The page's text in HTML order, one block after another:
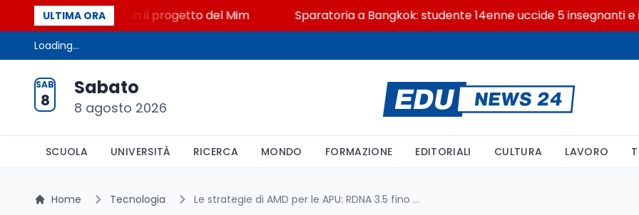
ULTIMA ORA
STEM a Lerici con il progetto del Mim Sparatoria a Bangkok: studente 14enne uccide 5 insegnanti e i nonni
Loading...
SAB
8
Sabato
8 agosto 2026
SCUOLA UNIVERSITÀ RICERCA MONDO FORMAZIONE EDITORIALI CULTURA LAVORO
Home Tecnologia Le strategie di AMD per le APU: RDNA 3.5 fino al 2029 e RDNA 5 solo per le soluzioni premium